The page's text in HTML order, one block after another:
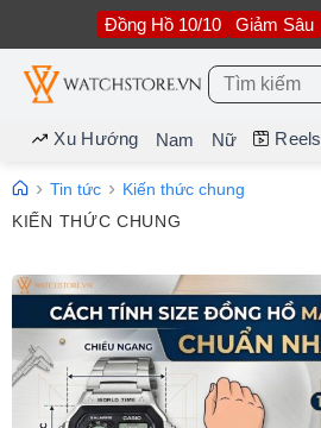
nội
dung
Đồng Hồ 10/10 Giảm Sâu
Tìm
kiếm:
Xu Hướng Nam Nữ Reels
Tin tức
Kiến thức chung
KIẾN THỨC CHUNG